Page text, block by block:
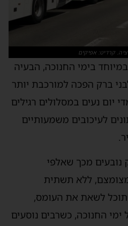
קרדיט: אפיקים
בימי החנוכה, הבעיה
ברק הפכה למורכבת יותר
יום נעים במסלולים רגילים
350 ו-351, נתונים לעיכובים משמעותיים
נובעים מכך שאלפי
מצומצם, ללא תשתית
לשאת את העומס,
החנוכה, כשרבים נוסעים